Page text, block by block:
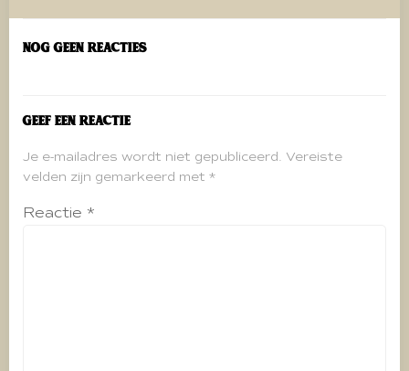
navigatie
Nog geen reacties
Geef een reactie
Je e-mailadres wordt niet gepubliceerd. Vereiste
velden zijn gemarkeerd met *
Reactie *